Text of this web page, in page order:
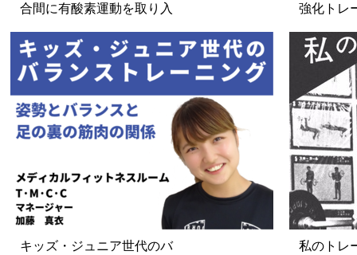
合間に有酸素運動を取り入
強化トレ
キッズ・ジュニア世代のバ
私のトレ